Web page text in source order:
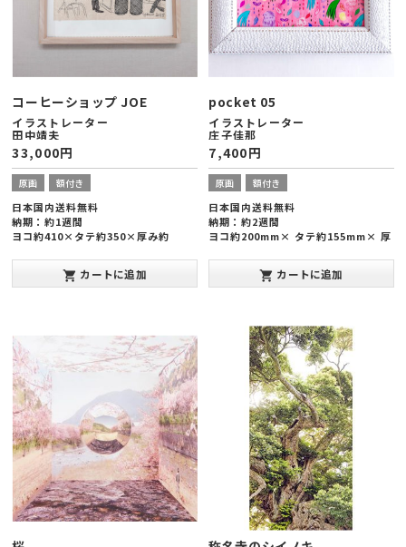
SOLD OUT
コーヒーショップ JOE
イラストレーター
田中靖夫
33,000円
原画 額付き
日本国内送料無料
納期：約1週間
ヨコ約410×タテ約350×厚み約
shopping_cart カートに追加
pocket 05
イラストレーター
庄子佳那
7,400円
原画 額付き
日本国内送料無料
納期：約2週間
ヨコ約200mm× タテ約155mm× 厚
shopping_cart カートに追加